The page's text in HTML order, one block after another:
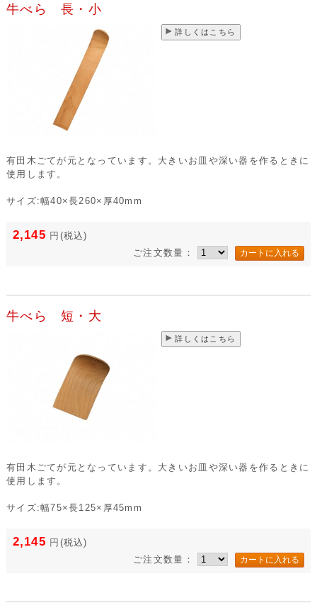
牛べら 長・小
詳しくはこちら
有田木ごてが元となっています。大きいお皿や深い器を作るときに
使用します。
サイズ:幅40×長260×厚40mm
2,145 円 (税込)
ご注文数量：
牛べら 短・大
詳しくはこちら
有田木ごてが元となっています。大きいお皿や深い器を作るときに
使用します。
サイズ:幅75×長125×厚45mm
2,145 円 (税込)
ご注文数量：